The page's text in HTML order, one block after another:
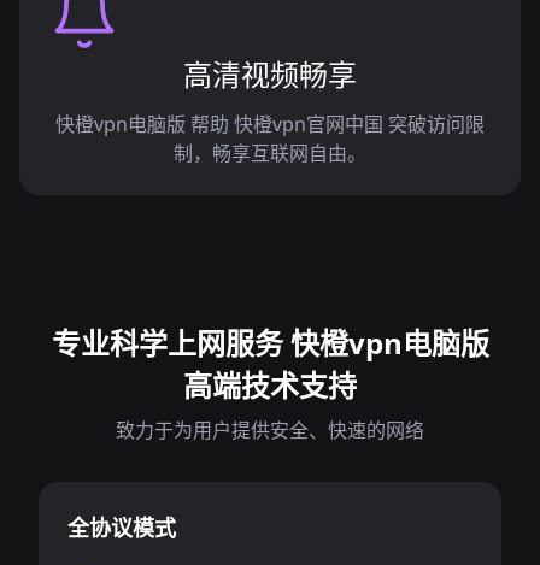
高清视频畅享
快橙vpn电脑版 帮助 快橙vpn官网中国 突破访问限
制，畅享互联网自由。
专业科学上网服务 快橙vpn电脑版
高端技术支持
致力于为用户提供安全、快速的网络
全协议模式